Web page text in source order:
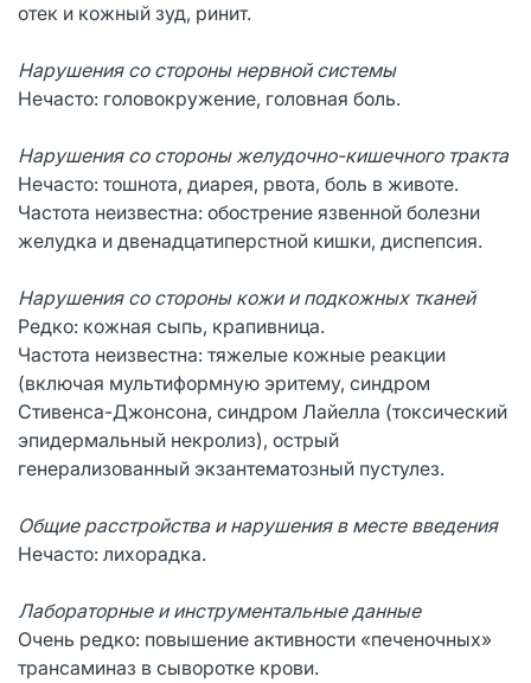
отек и кожный зуд, ринит.
Нарушения со стороны нервной системы
Нечасто: головокружение, головная боль.
Нарушения со стороны желудочно-кишечного тракта
Нечасто: тошнота, диарея, рвота, боль в животе.
Частота неизвестна: обострение язвенной болезни
желудка и двенадцатиперстной кишки, диспепсия.
Нарушения со стороны кожи и подкожных тканей
Редко: кожная сыпь, крапивница.
Частота неизвестна: тяжелые кожные реакции
(включая мультиформную эритему, синдром
Стивенса-Джонсона, синдром Лайелла (токсический
эпидермальный некролиз), острый
генерализованный экзантематозный пустулез.
Общие расстройства и нарушения в месте введения
Нечасто: лихорадка.
Лабораторные и инструментальные данные
Очень редко: повышение активности «печеночных»
трансаминаз в сыворотке крови.